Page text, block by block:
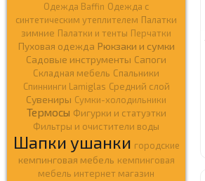
Одежда Baffin Одежда c
синтетическим утеплителем Палатки
зимние Палатки и тенты Перчатки
Пуховая одежда Рюкзаки и сумки
Садовые инструменты Сапоги
Складная мебель Спальники
Спиннинги Lamiglas Средний слой
Сувениры Сумки-холодильники
Термосы Фигурки и статуэтки
Фильтры и очистители воды
Шапки ушанки городские
кемпинговая мебель кемпинговая
мебель интернет магазин